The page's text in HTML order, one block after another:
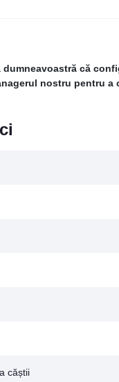
dumneavoastră că
nostru pentru a
căștii